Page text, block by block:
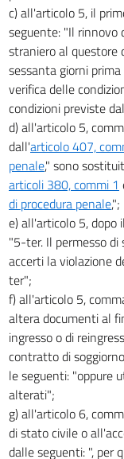
c) all'articolo 5, il
seguente: "Il rinnovo
straniero al questore
sessanta giorni
verifica delle
condizioni previste
d) all'articolo 5,
dall'articolo 407,
penale," sono
articoli 380, commi 1
di procedura penale,";
e) all'articolo 5, dopo
"5-ter. Il permesso
accerti la violazione
ter";
f) all'articolo 5,
altera documenti al
ingresso o di
contratto di
le seguenti: "oppure
alterati";
g) all'articolo 6,
di stato civile o
dalle seguenti: ", per